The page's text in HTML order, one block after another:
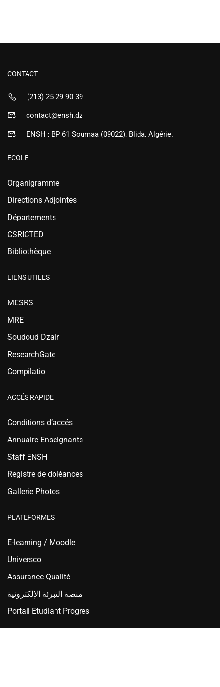
CONTACT
(213) 25 29 90 39
contact@ensh.dz
ENSH ; BP 61 Soumaa (09022), Blida, Algérie.
ECOLE
Organigramme
Directions Adjointes
Départements
CSRICTED
Bibliothèque
LIENS UTILES
MESRS
MRE
Soudoud Dzair
ResearchGate
Compilatio
ACCÉS RAPIDE
Conditions d’accés
Annuaire Enseignants
Staff ENSH
Registre de doléances
Gallerie Photos
PLATEFORMES
E-learning / Moodle
Universco
Assurance Qualité
منصة التبرئة الإلكترونية
Portail Etudiant Progres